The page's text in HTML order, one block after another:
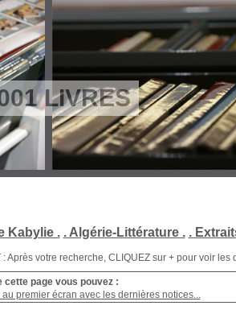
LIVRES
Kabylie . . Algérie-Littérature . .
: Après votre recherche, CLIQUEZ sur + pour voir
cette page vous pouvez :
au premier écran avec les dernières notices...